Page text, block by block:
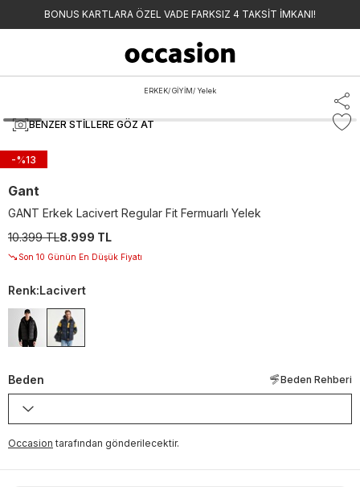
BONUS KARTLARA ÖZEL VADE FARKSIZ 4 TAKSİT İMKANI!
ERKEK/GİYİM/ Yelek
BENZER STILLERE GÖZ AT
-%13
Gant
GANT Erkek Lacivert Regular Fit Fermuarlı Yelek
10.399 TL8.999 TL
Son 10 Günün En Düşük Fiyatı
Renk:Lacivert
Beden Beden Rehberi
Occasion tarafından gönderilecektir.